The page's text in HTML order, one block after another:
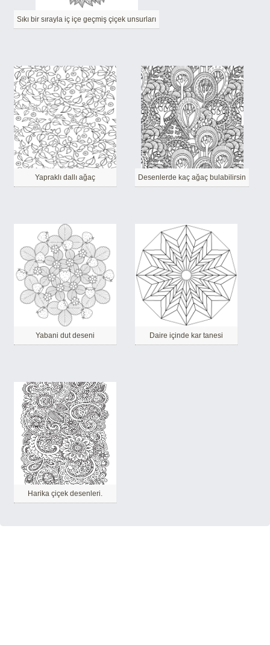
Sıkı bir sırayla iç içe geçmiş çiçek unsurları
Yapraklı dallı ağaç Desenlerde kaç ağaç bulabilirsin
Yabani dut deseni Daire içinde kar tanesi
Harika çiçek desenleri.